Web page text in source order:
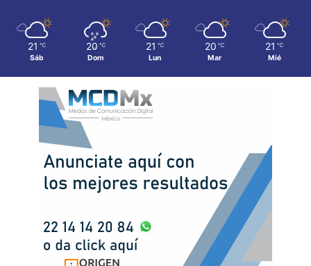
21 ℃
Sáb
20 ℃
Dom
21 ℃
Lun
20 ℃
Mar
21 ℃
Mié